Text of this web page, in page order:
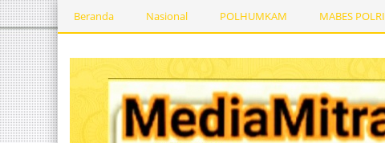
Beranda Nasional POLHUMKAM MABES POLRI